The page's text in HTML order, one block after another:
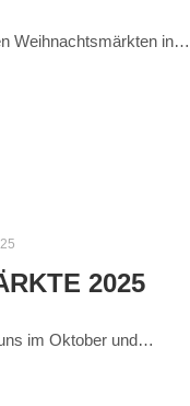
Weihnachtsmärkten in…
2025
im Oktober und…